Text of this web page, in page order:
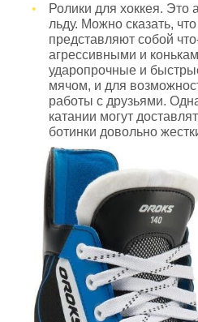
Ролики для хоккея. Это
льду. Можно сказать,
представляют собой
агрессивными и
ударопрочные и
мячом, и для
работы с друзьями.
катании могут
ботинки довольно